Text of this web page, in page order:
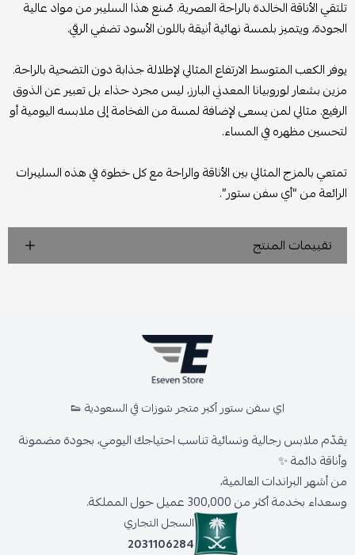
تلتقي الأناقة الخالدة بالراحة العصرية. صُنع هذا السليبر من مواد عالية
الجودة، ويتميز بلمسة نهائية أنيقة باللون الأسود تضفي الرقي.
يوفر الكعب المتوسط الارتفاع المثالي لإطلالة جذابة دون التضحية بالراحة.
مزين بشعار لوروبيانا المعدني البارز، ليس مجرد حذاء بل تعبير عن الذوق
الرفيع. مثالي لمن يسعى لإضافة لمسة من الفخامة إلى ملابسه اليومية أو
لتحسين مظهره في المساء.
تمتعي بالمزج المثالي بين الأناقة والراحة مع كل خطوة في هذه السليبرات
الرائعة من “أي سفن ستور”.
تقييمات المنتج
اي سفن ستور أكبر متجر شوزات في السعودية 👟
يقدّم ملابس رجالية ونسائية تناسب احتياجك اليومي، بجودة مضمونة
وأناقة دائمة ✨
من أشهر البراندات العالمية،
وسعداء بخدمة أكثر من 300,000 عميل حول المملكة.
السجل التجاري
2031106284